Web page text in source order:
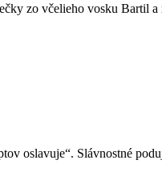
zo včelieho vosku Bartil a
oslavuje“. Slávnostné